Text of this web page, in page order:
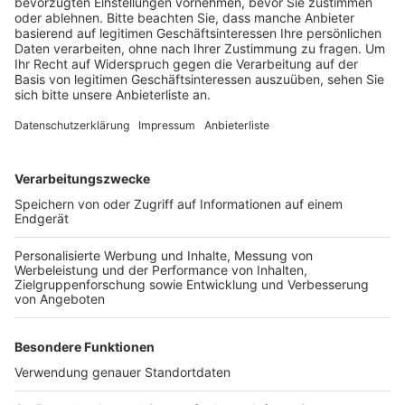
Anzeige
Brachfläche parallel zum Elsdorfer Fließ. Die neuen
aufhübschen. Gleichzeitig sind sie als Ersatz für die
vielen Bäume gedacht, die die beiden letzten
Hitzesommer oder Krankheiten nicht überstanden
haben.
Anzeige